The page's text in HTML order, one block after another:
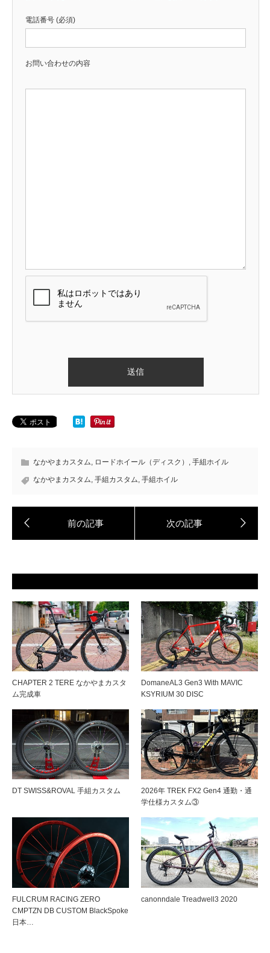
電話番号 (必須)
お問い合わせの内容
なかやまカスタム ロードホイール（ディスク） 手組ホイル
なかやまカスタム 手組カスタム 手組ホイル
CHAPTER 2 TERE なかやまカスタ
ム完成車
DomaneAL3 Gen3 With MAVIC
KSYRIUM 30 DISC
DT SWISS&ROVAL 手組カスタム
2026年 TREK FX2 Gen4 通勤・通
学仕様カスタム③
FULCRUM RACING ZERO
CMPTZN DB CUSTOM BlackSpoke
日本…
canonndale Treadwell3 2020